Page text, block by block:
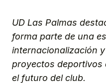
UD Las Palmas
forma parte de una
internacionalización
proyectos deportivos
el futuro del club.